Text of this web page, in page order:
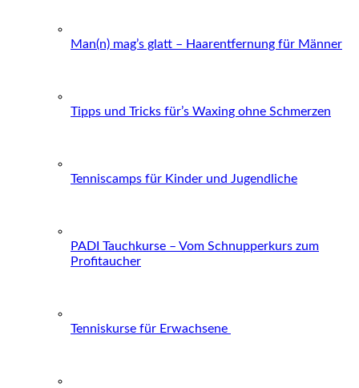
Man(n) mag’s glatt – Haarentfernung für Männer
Tipps und Tricks für’s Waxing ohne Schmerzen
Tenniscamps für Kinder und Jugendliche
PADI Tauchkurse – Vom Schnupperkurs zum
Profitaucher
Tenniskurse für Erwachsene